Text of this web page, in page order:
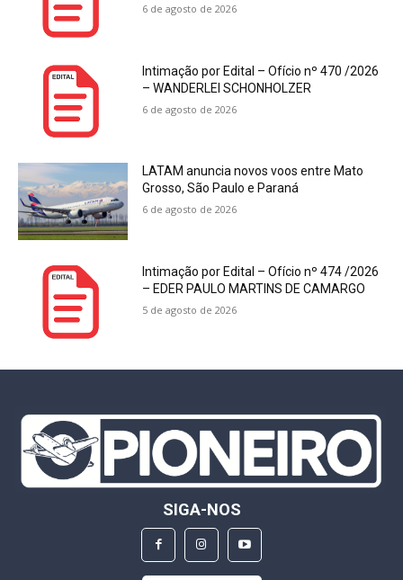
6 de agosto de 2026
Intimação por Edital – Ofício nº 470 /2026
– WANDERLEI SCHONHOLZER
6 de agosto de 2026
LATAM anuncia novos voos entre Mato
Grosso, São Paulo e Paraná
6 de agosto de 2026
Intimação por Edital – Ofício nº 474 /2026
– EDER PAULO MARTINS DE CAMARGO
5 de agosto de 2026
SIGA-NOS